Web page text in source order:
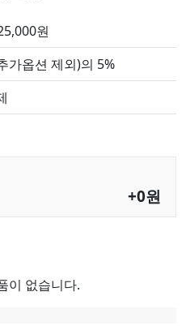
원
가옵션 제외)의 5%
+0원
이 없습니다.